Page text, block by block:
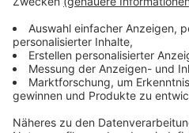
Zustimmung, um
Video-
Wir verwenden
Drittanbieters,
einzubetten.